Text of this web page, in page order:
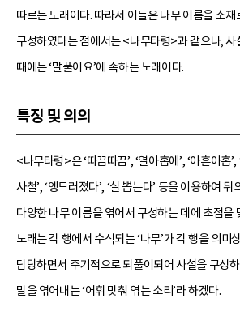
따르는 노래이다. 따라서 이들은 나무 이름을 소재
구성하였다는 점에서는 <나무타령>과 같으나, 사
때에는 ‘말풀이요’에 속하는 노래이다.
특징 및 의의
<나무타령>은 ‘따끔따끔’, ‘열아홉에’, ‘아흔아홉’,
사철’, ‘앵드러졌다’, ‘실 뽑는다’ 등을 이용하여 뒤
다양한 나무 이름을 엮어서 구성하는 데에 초점을
노래는 각 행에서 수식되는 ‘나무’가 각 행을 의미
담당하면서 주기적으로 되풀이되어 사설을 구성
말을 엮어내는 ‘어휘 맞춰 엮는 소리’라 하겠다.